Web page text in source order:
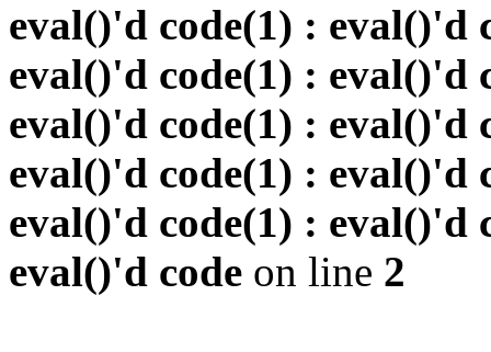
eval()'d code(1) : eval()'d
eval()'d code(1) : eval()'d
eval()'d code(1) : eval()'d
eval()'d code(1) : eval()'d
eval()'d code(1) : eval()'d
eval()'d code on line 2